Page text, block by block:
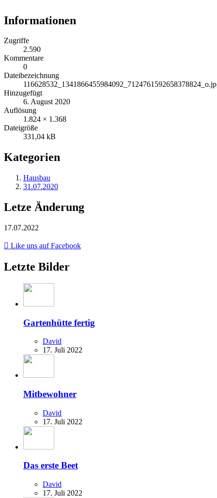
Informationen
Zugriffe
2.590
Kommentare
0
Dateibezeichnung
Hinzugefügt
6. August 2020
Auflösung
1.824 × 1.368
Dateigröße
331,04 kB
Kategorien
Hausbau
31.07.2020
Letze Änderung
17.07.2022
Like uns auf Facebook
Letzte Bilder
Gartenhütte fertig
David
17. Juli 2022
Mitbewohner
David
17. Juli 2022
Das erste Beet
David
17. Juli 2022